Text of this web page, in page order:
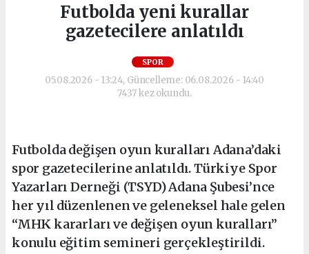
Futbolda yeni kurallar
gazetecilere anlatıldı
SPOR
05.08.2026 - 13:24, Güncelleme: 06.08.2026 - 14:40
7437 kez okundu.
Futbolda değişen oyun kuralları Adana’daki
spor gazetecilerine anlatıldı. Türkiye Spor
Yazarları Derneği (TSYD) Adana Şubesi’nce
her yıl düzenlenen ve geleneksel hale gelen
“MHK kararları ve değişen oyun kuralları”
konulu eğitim semineri gerçekleştirildi.